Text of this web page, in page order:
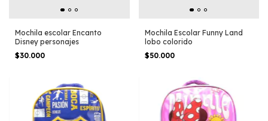
Mochila escolar Encanto
Disney personajes
$30.000
Mochila Escolar Funny Land
lobo colorido
$50.000